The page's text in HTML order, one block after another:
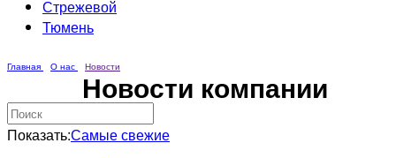
Стрежевой
Тюмень
Главная О нас Новости
Новости компании
Показать:Самые свежие